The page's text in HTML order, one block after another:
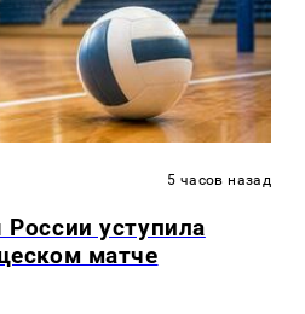
5 часов назад
уступила
матче